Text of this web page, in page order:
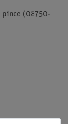
pince (08750-